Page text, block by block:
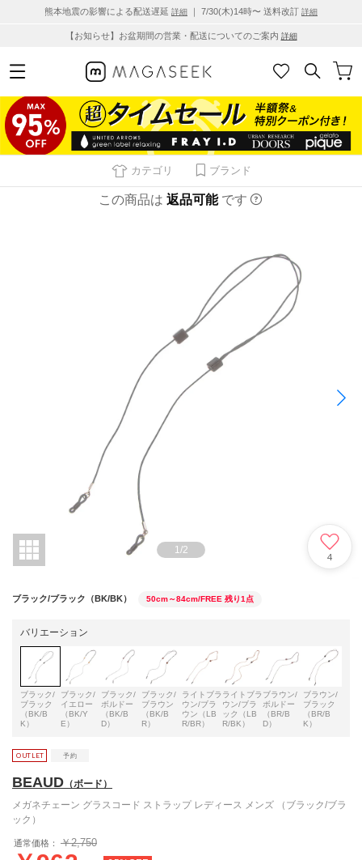
熊本地震の影響による配送遅延 詳細 ｜ 7/30(木)14時〜 送料改訂 詳細
【お知らせ】お盆期間の営業・配送についてのご案内 詳細
カテゴリ ブランド
この商品は 返品可能 です
1 /2
4
ブラック/ブラック（BK/BK） 50cm～84cm/FREE 残り1点
バリエーション
ブラック/
ブラック
（BK/B
K）
ブラック/
イエロー
（BK/Y
E）
ブラック/
ボルドー
（BK/B
D）
ブラック/
ブラウン
（BK/B
R）
ライトブラ
ウン/ブラ
ウン（LB
R/BR）
ライトブラ
ウン/ブラ
ック（LB
R/BK）
ブラウン/
ボルドー
（BR/B
D）
ブラウン/
ブラック
（BR/B
K）
BEAUD （ボード）
メガネチェーン グラスコード ストラップ レディース メンズ （ブラック/ブラ
ック）
通常価格： ￥2,750